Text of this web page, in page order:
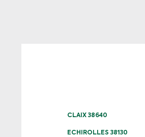
CLAIX 38640
ECHIROLLES 38130